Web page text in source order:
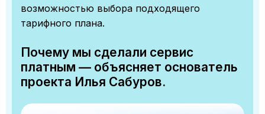
возможностью выбора подходящего
тарифного плана.
Почему мы сделали сервис
платным — объясняет основатель
проекта Илья Сабуров.